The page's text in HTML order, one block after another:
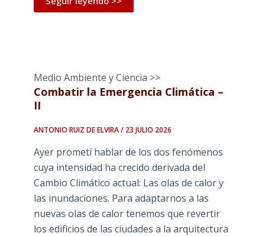
Medio Ambiente y Ciencia >>
Combatir la Emergencia Climática –
II
ANTONIO RUIZ DE ELVIRA / 23 JULIO 2026
Ayer prometí hablar de los dos fenómenos
cuya intensidad ha crecido derivada del
Cambio Climático actual: Las olas de calor y
las inundaciones. Para adaptarnos a las
nuevas olas de calor tenemos que revertir
los edificios de las ciudades a la arquitectura